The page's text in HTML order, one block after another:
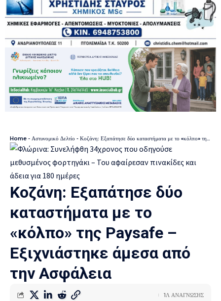
Home - Αστυνομικό Δελτίο - Κοζάνη: Εξαπάτησε δύο καταστήματα με το «κόλπο» της Paysafe – Εξιχνιάστηκε άμεσα από την Ασφάλεια
Κοζάνη: Εξαπάτησε δύο
καταστήματα με το
«κόλπο» της Paysafe –
Εξιχνιάστηκε άμεσα από
την Ασφάλεια
1Λ ΑΝΑΓΝΩΣΗΣ